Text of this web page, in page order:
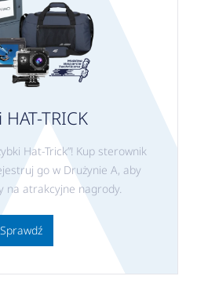
HAT-TRICK
Hat-Trick”! Kup sterownik
go w Drużynie A, aby
na atrakcyjne nagrody.
Sprawdź